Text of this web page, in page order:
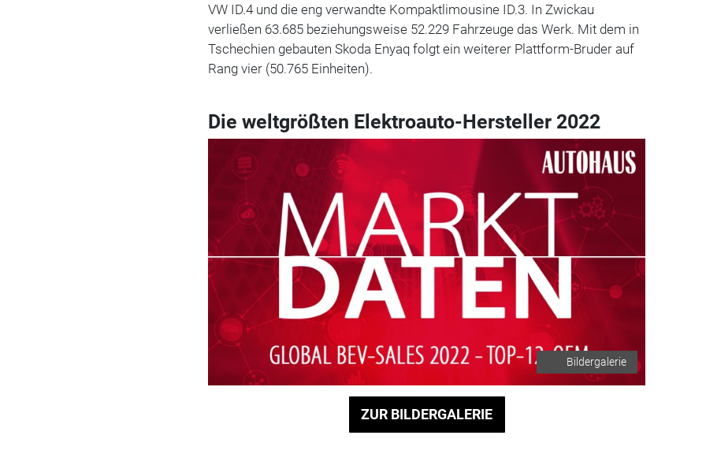
VW ID.4 und die eng verwandte Kompaktlimousine ID.3. In Zwickau
verließen 63.685 beziehungsweise 52.229 Fahrzeuge das Werk. Mit dem in
Tschechien gebauten Skoda Enyaq folgt ein weiterer Plattform-Bruder auf
Rang vier (50.765 Einheiten).
Die weltgrößten Elektroauto-Hersteller 2022
Bildergalerie
ZUR BILDERGALERIE